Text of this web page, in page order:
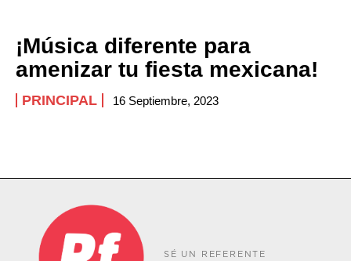
¡Música diferente para
amenizar tu fiesta mexicana!
PRINCIPAL 16 Septiembre, 2023
SÉ UN REFERENTE